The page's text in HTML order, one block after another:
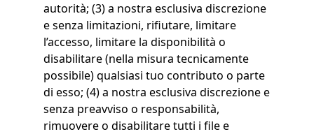
autorità; (3) a nostra esclusiva discrezione
e senza limitazioni, rifiutare, limitare
l’accesso, limitare la disponibilità o
disabilitare (nella misura tecnicamente
possibile) qualsiasi tuo contributo o parte
di esso; (4) a nostra esclusiva discrezione e
senza preavviso o responsabilità,
rimuovere o disabilitare tutti i file e